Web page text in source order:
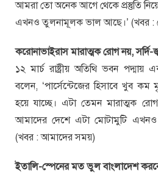
আমরা তো অনেক আগে থেকে প্রস্তুতি
এখনও তুলনামূলক ভাল আছে।’ (খবর :
করোনাভাইরাস মারাত্মক রোগ নয়, সর্দি-
১২ মার্চ রাষ্ট্রীয় অতিথি ভবন পদ্মায়
বলেন, ‘পার্সেন্টেজের হিসাবে খুব
হয়ে যাচ্ছে। এটা তেমন মারাত্মক
আমাদের দেশে এটা মোটামুটি
(খবর : আমাদের সময়)
ইতালি-স্পেনের মত ভুল বাংলাদেশ করবে না